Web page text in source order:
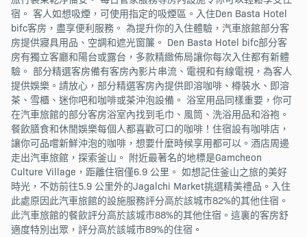
宿。 客人如想吸煙，可使用指定的吸煙區。入住Den Basta Hotel
bifc客房，盡享便利服務。 為提升你的入住體驗，汽車旅館部分客
房提供寢具用品、空調和遮光窗簾。 Den Basta Hotel bifc部分客
房有獨立客廳和陽台或露台，多款精緻佈局讓你每次入住都有新體
驗。 部分精選客房備有客房內影片串流、電視和有線電視，為客人
提供娛樂。請放心，部分精選客房內提供即溶咖啡、樽裝水、即溶
茶、雪櫃、迷你吧和咖啡或茶沖泡設備。 浴室用品同樣重要，你可
在汽車旅館的部分客房浴室內找到毛巾、風筒、洗浴用品和浴袍。
餐飲膳食和休閒娛樂每個人都喜歡可口的咖啡！住宿設有咖啡店，
讓你可品嚐新鮮沖泡的咖啡，想要什麼時候享用都可以。酒店周邊
走出汽車旅館，探索釜山。 附近最著名的地標是Gamcheon
Culture Village，距離住宿僅6.9 公里。 如想記住釜山之旅的美好
時光，不妨前往5.9 公里外的Jagalchi Market挑選精美禮品。入住
此處原因此汽車旅館的設施服務評分高於該城市82%的其他住宿。
此汽車旅館的餐飲評分高於該城市88%的其他住宿。這裏的客房舒
適度特別出眾，評分高於該城市89%的住宿。